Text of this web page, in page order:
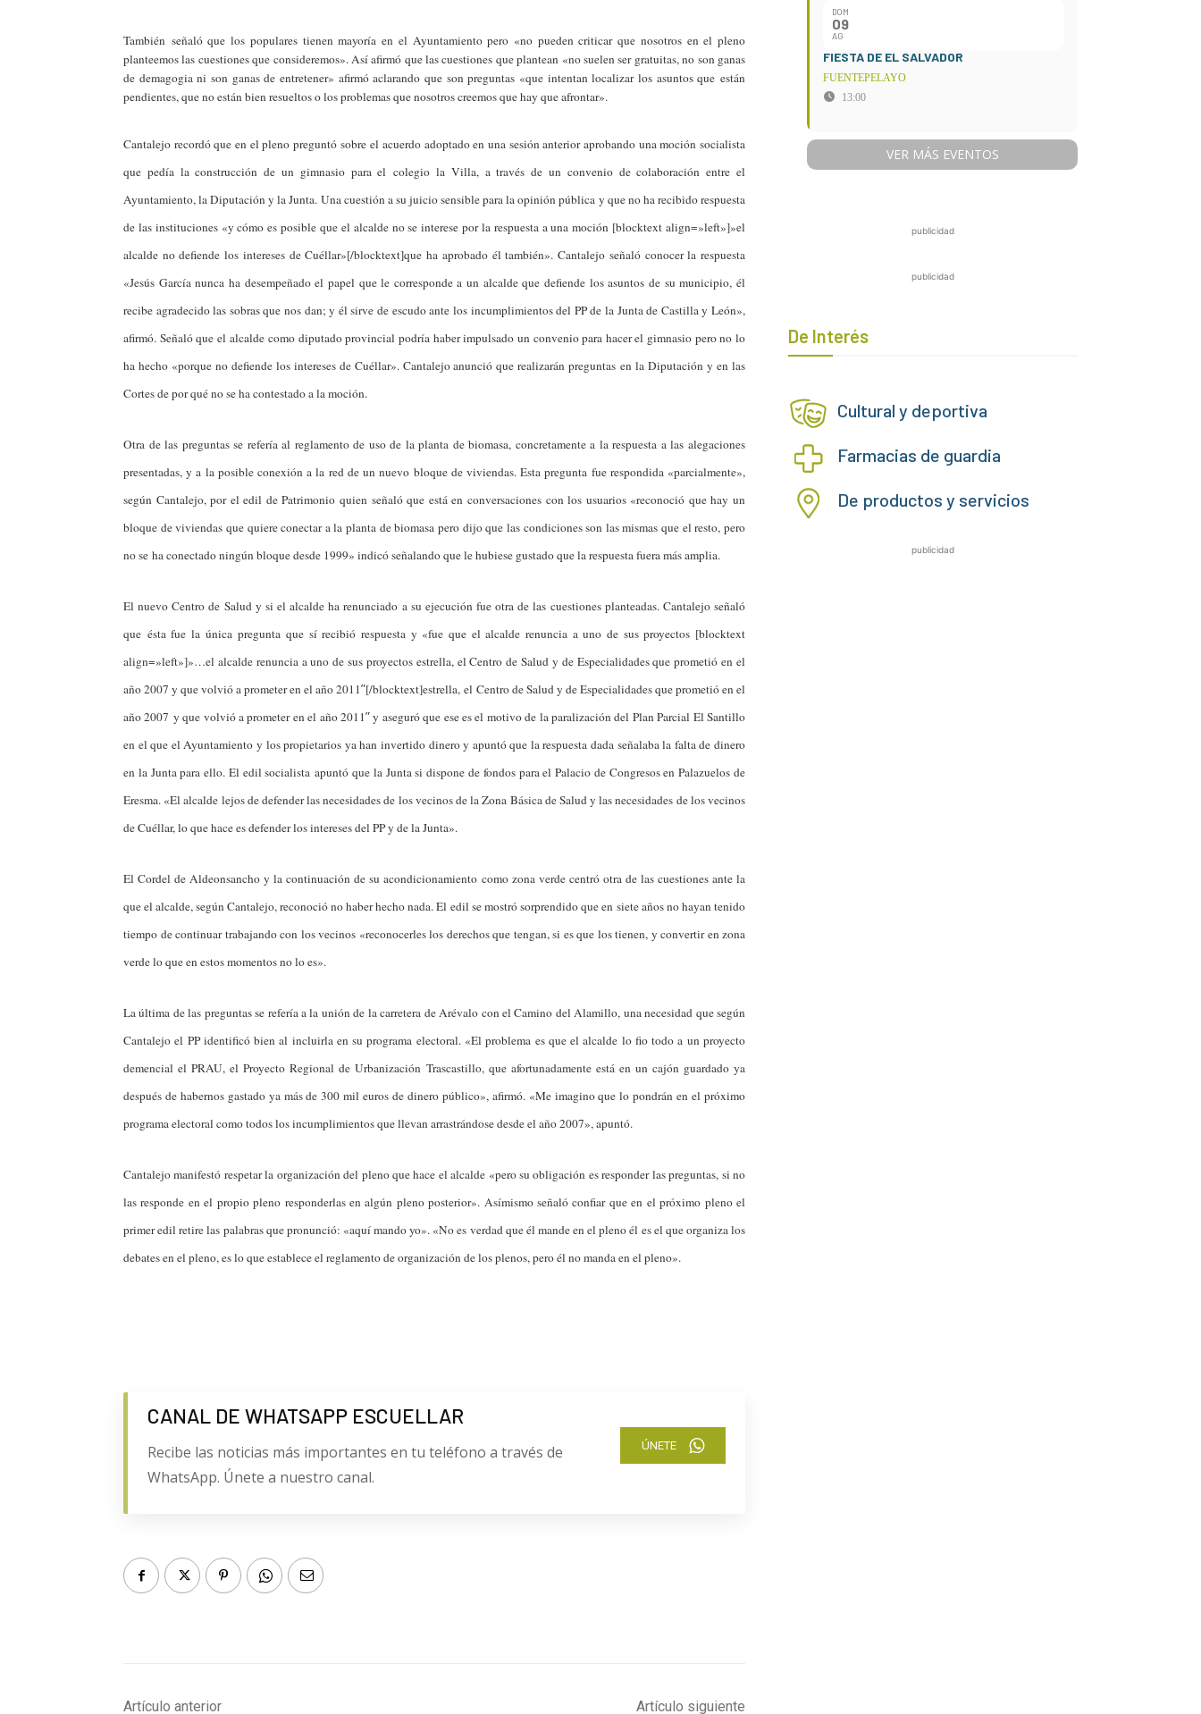
También señaló que los populares tienen mayoría en el Ayuntamiento pero «no pueden criticar que nosotros en el pleno
planteemos las cuestiones que consideremos». Así afirmó que las cuestiones que plantean «no suelen ser gratuitas, no son ganas
de demagogia ni son ganas de entretener» afirmó aclarando que son preguntas «que intentan localizar los asuntos que están
pendientes, que no están bien resueltos o los problemas que nosotros creemos que hay que afrontar».
Cantalejo recordó que en el pleno preguntó sobre el acuerdo adoptado en una sesión anterior aprobando una moción socialista
que pedía la construcción de un gimnasio para el colegio la Villa, a través de un convenio de colaboración entre el
Ayuntamiento, la Diputación y la Junta. Una cuestión a su juicio sensible para la opinión pública y que no ha recibido respuesta
de las instituciones «y cómo es posible que el alcalde no se interese por la respuesta a una moción [blocktext align=»left»]»el
alcalde no defiende los intereses de Cuéllar»[/blocktext]que ha aprobado él también». Cantalejo señaló conocer la respuesta
«Jesús García nunca ha desempeñado el papel que le corresponde a un alcalde que defiende los asuntos de su municipio, él
recibe agradecido las sobras que nos dan; y él sirve de escudo ante los incumplimientos del PP de la Junta de Castilla y León»,
afirmó. Señaló que el alcalde como diputado provincial podría haber impulsado un convenio para hacer el gimnasio pero no lo
ha hecho «porque no defiende los intereses de Cuéllar». Cantalejo anunció que realizarán preguntas en la Diputación y en las
Cortes de por qué no se ha contestado a la moción.
Otra de las preguntas se refería al reglamento de uso de la planta de biomasa, concretamente a la respuesta a las alegaciones
presentadas, y a la posible conexión a la red de un nuevo bloque de viviendas. Esta pregunta fue respondida «parcialmente»,
según Cantalejo, por el edil de Patrimonio quien señaló que está en conversaciones con los usuarios «reconoció que hay un
bloque de viviendas que quiere conectar a la planta de biomasa pero dijo que las condiciones son las mismas que el resto, pero
no se ha conectado ningún bloque desde 1999» indicó señalando que le hubiese gustado que la respuesta fuera más amplia.
El nuevo Centro de Salud y si el alcalde ha renunciado a su ejecución fue otra de las cuestiones planteadas. Cantalejo señaló
que ésta fue la única pregunta que sí recibió respuesta y «fue que el alcalde renuncia a uno de sus proyectos [blocktext
align=»left»]»…el alcalde renuncia a uno de sus proyectos estrella, el Centro de Salud y de Especialidades que prometió en el
año 2007 y que volvió a prometer en el año 2011″[/blocktext]estrella, el Centro de Salud y de Especialidades que prometió en el
año 2007 y que volvió a prometer en el año 2011″ y aseguró que ese es el motivo de la paralización del Plan Parcial El Santillo
en el que el Ayuntamiento y los propietarios ya han invertido dinero y apuntó que la respuesta dada señalaba la falta de dinero
en la Junta para ello. El edil socialista apuntó que la Junta si dispone de fondos para el Palacio de Congresos en Palazuelos de
Eresma. «El alcalde lejos de defender las necesidades de los vecinos de la Zona Básica de Salud y las necesidades de los vecinos
de Cuéllar, lo que hace es defender los intereses del PP y de la Junta».
El Cordel de Aldeonsancho y la continuación de su acondicionamiento como zona verde centró otra de las cuestiones ante la
que el alcalde, según Cantalejo, reconoció no haber hecho nada. El edil se mostró sorprendido que en siete años no hayan tenido
tiempo de continuar trabajando con los vecinos «reconocerles los derechos que tengan, si es que los tienen, y convertir en zona
verde lo que en estos momentos no lo es».
La última de las preguntas se refería a la unión de la carretera de Arévalo con el Camino del Alamillo, una necesidad que según
Cantalejo el PP identificó bien al incluirla en su programa electoral. «El problema es que el alcalde lo fio todo a un proyecto
demencial el PRAU, el Proyecto Regional de Urbanización Trascastillo, que afortunadamente está en un cajón guardado ya
después de habernos gastado ya más de 300 mil euros de dinero público», afirmó. «Me imagino que lo pondrán en el próximo
programa electoral como todos los incumplimientos que llevan arrastrándose desde el año 2007», apuntó.
Cantalejo manifestó respetar la organización del pleno que hace el alcalde «pero su obligación es responder las preguntas, si no
las responde en el propio pleno responderlas en algún pleno posterior». Asímismo señaló confiar que en el próximo pleno el
primer edil retire las palabras que pronunció: «aquí mando yo». «No es verdad que él mande en el pleno él es el que organiza los
debates en el pleno, es lo que establece el reglamento de organización de los plenos, pero él no manda en el pleno».
CANAL DE WHATSAPP ESCUELLAR
Recibe las noticias más importantes en tu teléfono a través de
WhatsApp. Únete a nuestro canal.
ÚNETE
Artículo anterior Artículo siguiente
DOM
09
AG
FIESTA DE EL SALVADOR
FUENTEPELAYO
13:00
VER MÁS EVENTOS
publicidad
publicidad
De Interés
Cultural y deportiva
Farmacias de guardia
De productos y servicios
publicidad